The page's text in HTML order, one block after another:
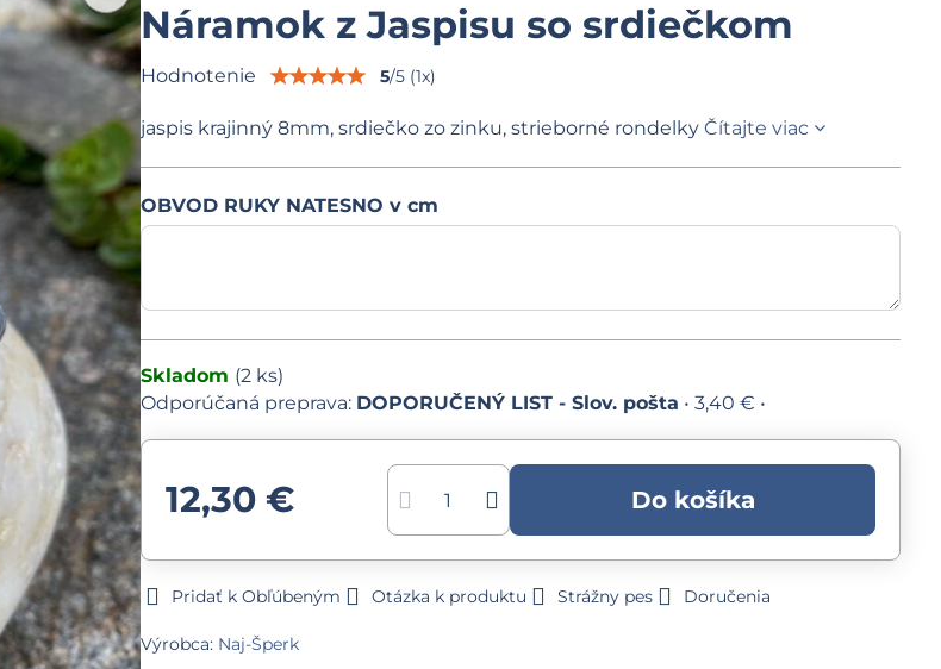
Náramok z Jaspisu so srdiečkom
Hodnotenie 5/5(1x)
jaspis krajinný 8mm, srdiečko zo zinku, strieborné rondelky Čítajte viac
OBVOD RUKY NATESNO v cm
Skladom (2ks)
DOPORUČENÝ LIST - Slov. pošta • 3,40 € •
12,30 € Do košíka
Pridať k Obľúbeným Otázka k produktu Strážny pes Doručenia
Výrobca: Naj-Šperk